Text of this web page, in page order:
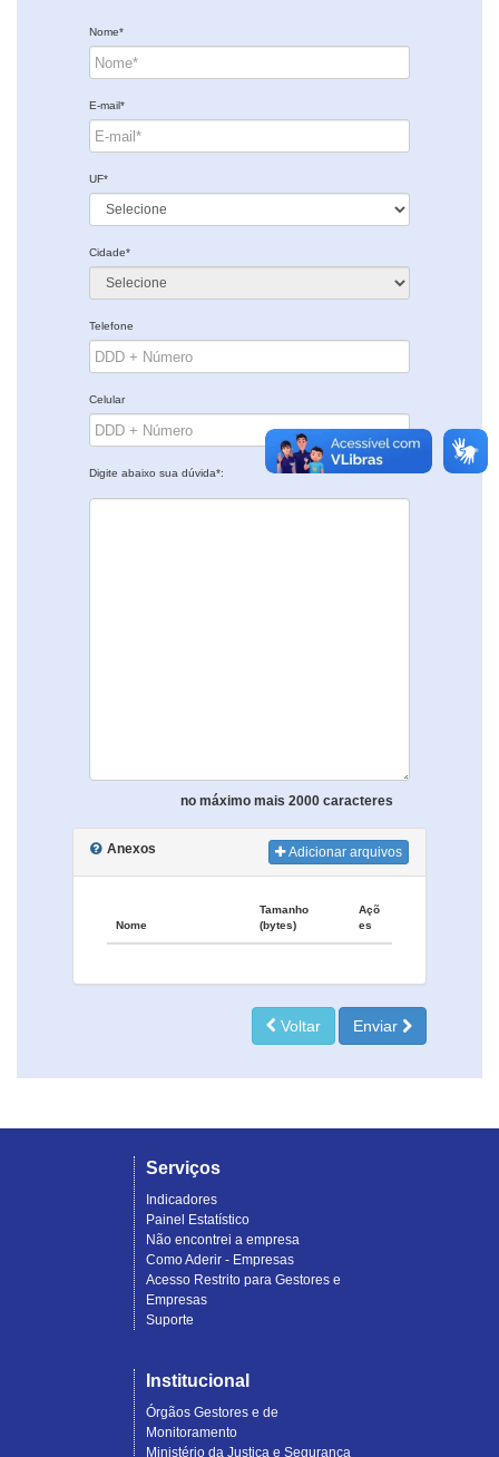
Nome*
E-mail*
UF*
Cidade*
Telefone
Celular
Digite abaixo sua dúvida*:
no máximo mais 2000 caracteres
Anexos Adicionar arquivos
Nome
Tamanho
(bytes)
Açõ
es
Voltar Enviar
Serviços
Indicadores
Painel Estatístico
Não encontrei a empresa
Como Aderir - Empresas
Acesso Restrito para Gestores e
Empresas
Suporte
Institucional
Órgãos Gestores e de
Monitoramento
Ministério da Justiça e Segurança